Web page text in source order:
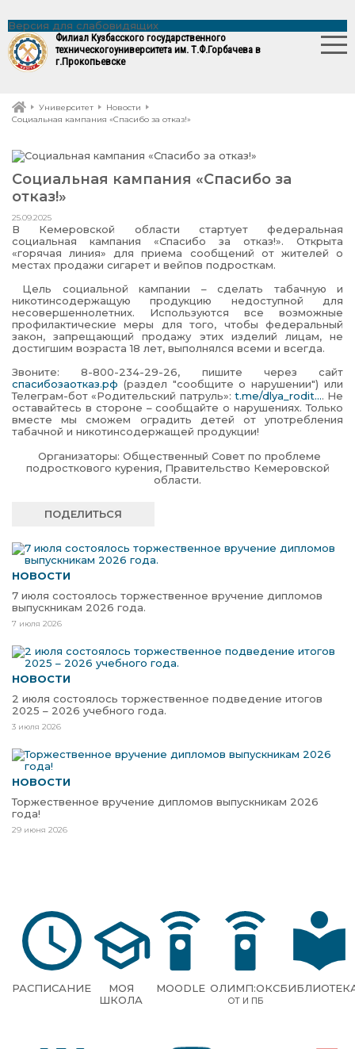
Версия для слабовидящих
Филиал Кузбасского государственного
техническогоуниверситета им. Т.Ф.Горбачева в
г.Прокопьевске
Университет
Новости
Социальная кампания «Спасибо за отказ!»
Социальная кампания «Спасибо за
отказ!»
25.09.2025
В Кемеровской области стартует федеральная
социальная кампания «Спасибо за отказ!». Открыта
«горячая линия» для приема сообщений от жителей о
местах продажи сигарет и вейпов подросткам.
Цель социальной кампании – сделать табачную и
никотинсодержащую продукцию недоступной для
несовершеннолетних. Используются все возможные
профилактические меры для того, чтобы федеральный
закон, запрещающий продажу этих изделий лицам, не
достигшим возраста 18 лет, выполнялся всеми и всегда.
Звоните: 8-800-234-29-26, пишите через сайт
спасибозаотказ.рф (раздел "сообщите о нарушении") или
Телеграм-бот «Родительский патруль»: t.me/dlya_rodit.... Не
оставайтесь в стороне – сообщайте о нарушениях. Только
вместе мы сможем оградить детей от употребления
табачной и никотинсодержащей продукции!
Организаторы: Общественный Совет по проблеме
подросткового курения, Правительство Кемеровской
области.
ПОДЕЛИТЬСЯ
НОВОСТИ
7 июля состоялось торжественное вручение дипломов
выпускникам 2026 года.
7 июля 2026
НОВОСТИ
2 июля состоялось торжественное подведение итогов
2025 – 2026 учебного года.
3 июля 2026
НОВОСТИ
Торжественное вручение дипломов выпускникам 2026
года!
29 июня 2026
РАСПИСАНИЕ
МОЯ
ШКОЛА
MOODLE ОЛИМП:ОКС
ОТ И ПБ